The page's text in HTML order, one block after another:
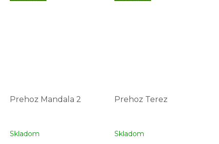
Prehoz Mandala 2
Skladom
Prehoz Terez
Skladom